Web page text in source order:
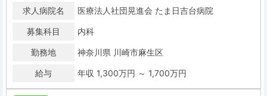
求人病院名
医療法人社団晃進会 たま日吉台病院
募集科目 内科
勤務地 神奈川県 川崎市麻生区
給与 年収 1,300万円 ～ 1,700万円